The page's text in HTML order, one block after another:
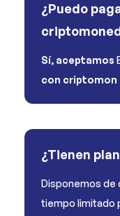
¿Puedo
Sí, aceptamos
con criptomon
¿Tienen
Disponemos de
tiempo limitado